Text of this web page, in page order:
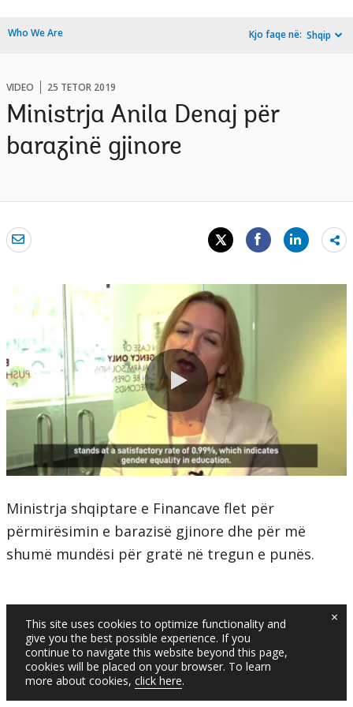
Who We Are Kjo faqe në: Shqip
VIDEO 25 TETOR 2019
Ministrja Anila Denaj për
barazinë gjinore
0:00 / 1:24
Ministrja shqiptare e Financave flet për
përmirësimin e barazisë gjinore dhe për më
shumë mundësi për gratë në tregun e punës.
This site uses cookies to optimize functionality and
give you the best possible experience. If you
continue to navigate this website beyond this page,
cookies will be placed on your browser. To learn
more about cookies, click here.
×